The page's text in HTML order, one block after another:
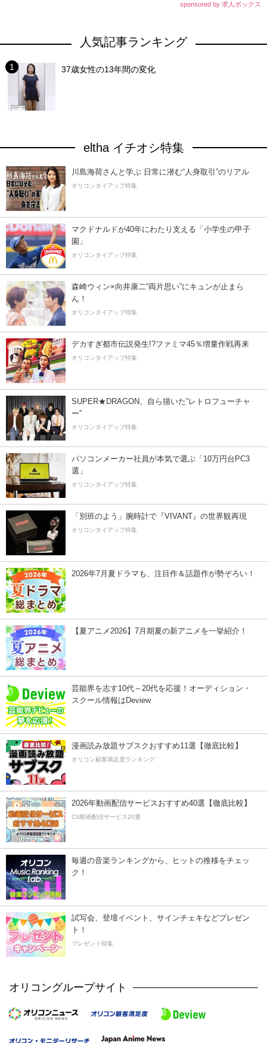
sponsored by 求人ボックス
人気記事ランキング
37歳女性の13年間の変化
eltha イチオシ特集
川島海荷さんと学ぶ 日常に潜む“人身取引”のリアル
オリコンタイアップ特集
マクドナルドが40年にわたり支える「小学生の甲子
園」
オリコンタイアップ特集
森崎ウィン×向井康二“両片思い”にキュンが止まら
ん！
オリコンタイアップ特集
デカすぎ都市伝説発生!?ファミマ45％増量作戦再来
オリコンタイアップ特集
SUPER★DRAGON、自ら描いた”レトロフューチャ
ー”
オリコンタイアップ特集
パソコンメーカー社員が本気で選ぶ「10万円台PC3
選」
オリコンタイアップ特集
「別班のよう」腕時計で『VIVANT』の世界観再現
オリコンタイアップ特集
2026年7月夏ドラマも、注目作＆話題作が勢ぞろい！
【夏アニメ2026】7月期夏の新アニメを一挙紹介！
芸能界を志す10代～20代を応援！オーディション・
スクール情報はDeview
漫画読み放題サブスクおすすめ11選【徹底比較】
オリコン顧客満足度ランキング
2026年動画配信サービスおすすめ40選【徹底比較】
CS動画配信サービス20選
毎週の音楽ランキングから、ヒットの推移をチェッ
ク！
試写会、登壇イベント、サインチェキなどプレゼン
ト！
プレゼント特集
オリコングループサイト